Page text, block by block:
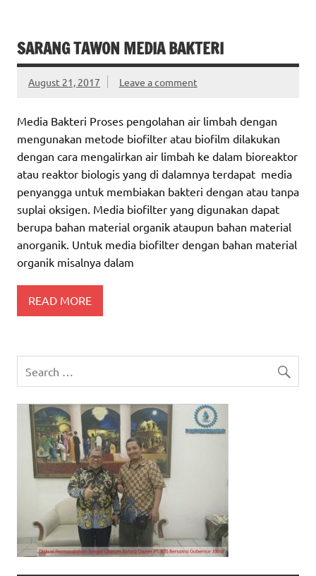
SARANG TAWON MEDIA BAKTERI
August 21, 2017 Leave a comment
Media Bakteri Proses pengolahan air limbah dengan
mengunakan metode biofilter atau biofilm dilakukan
dengan cara mengalirkan air limbah ke dalam bioreaktor
atau reaktor biologis yang di dalamnya terdapat media
penyangga untuk membiakan bakteri dengan atau tanpa
suplai oksigen. Media biofilter yang digunakan dapat
berupa bahan material organik ataupun bahan material
anorganik. Untuk media biofilter dengan bahan material
organik misalnya dalam
READ MORE